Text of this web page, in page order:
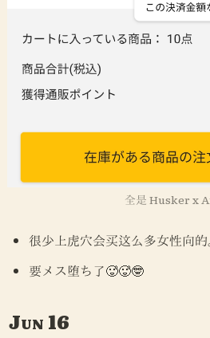
全是 Husker x
很少上虎穴会买这么多女性向的
要メス堕ち了🥵🥵🤓
Jun 16